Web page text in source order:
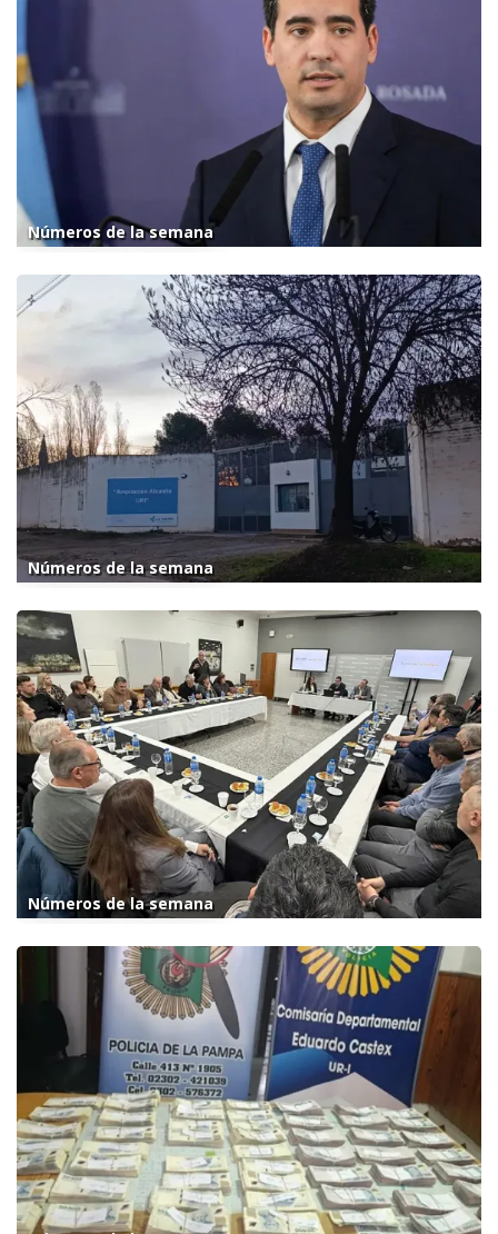
Números de la semana
Números de la semana
Números de la semana